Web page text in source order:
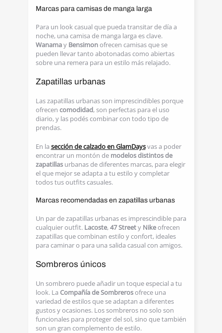
Marcas para camisas de manga larga
Para un look casual que pueda transitar de día a
noche, una camisa de manga larga es clave.
Wanamay Bensimonofrecen camisas que se
pueden llevar tanto abotonadas como abiertas
sobre una remera para un estilo más relajado.
Zapatillas urbanas
Las zapatillas urbanas son imprescindibles porque
ofrecen comodidad, son perfectas para el uso
diario, y las podés combinar con todo tipo de
prendas.
En la sección de calzado en GlamDaysvas a poder
encontrar un montón de modelos distintos de
zapatillasurbanas de diferentes marcas, para elegir
el que mejor se adapta a tu estilo y completar
todos tus outfits casuales.
Marcas recomendadas en zapatillas urbanas
Un par de zapatillas urbanas es imprescindible para
cualquier outfit. Lacoste,47 Streety Nikeofrecen
zapatillas que combinan estilo y confort, ideales
para caminar o para una salida casual con amigos.
Sombreros únicos
Un sombrero puede añadir un toque especial a tu
look. La Compañía de Sombrerosofrece una
variedad de estilos que se adaptan a diferentes
gustos y ocasiones. Los sombreros no solo son
funcionales para proteger del sol, sino que también
son un gran complemento de estilo.